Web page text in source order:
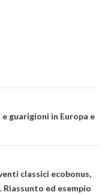
guarigioni in Europa e
classici ecobonus,
ed esempio